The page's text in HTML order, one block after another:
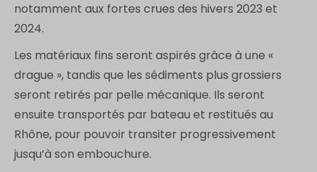
notamment aux fortes crues des hivers 2023 et
2024.
Les matériaux fins seront aspirés grâce à une «
drague », tandis que les sédiments plus grossiers
seront retirés par pelle mécanique. Ils seront
ensuite transportés par bateau et restitués au
Rhône, pour pouvoir transiter progressivement
jusqu’à son embouchure.